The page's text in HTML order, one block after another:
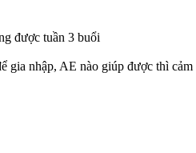
được tuần 3 buổi
gia nhập, AE nào giúp được thì